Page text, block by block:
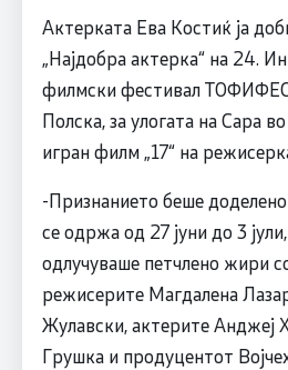
Актерката Ева Костиќ ја
„Најдобра актерка“ на 24.
филмски фестивал
Полска, за улогата на Сара
игран филм „17“ на
-Признанието беше
се одржа од 27 јуни до 3
одлучуваше петчлено жири
режисерите Магдалена
Жулавски, актерите Анджеј
Грушка и продуцентот